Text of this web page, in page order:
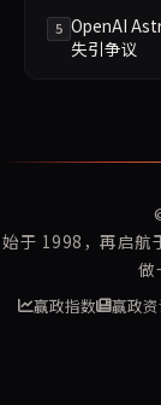
5 OpenAI
失引争议
始于 1998，再启航
做
赢政指数 赢政